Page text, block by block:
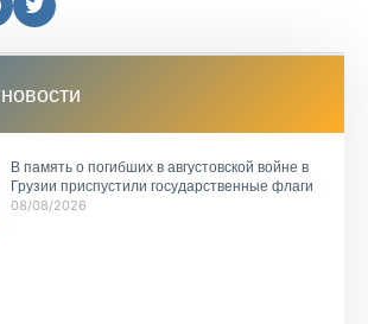
В память о погибших в августовской войне в
Грузии приспустили государственные флаги
08/08/2026